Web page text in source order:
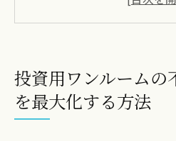
不動産売却の成功は
避けた売却戦略
不動産売却で損失回
投資用ワンルームの
を最大化する方法